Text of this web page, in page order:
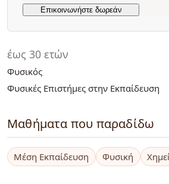
έως 30 ετών
Φυσικός
Φυσικές Επιστήμες στην Εκπαίδευση
Μαθήματα που παραδίδω
Μέση Εκπαίδευση Φυσική